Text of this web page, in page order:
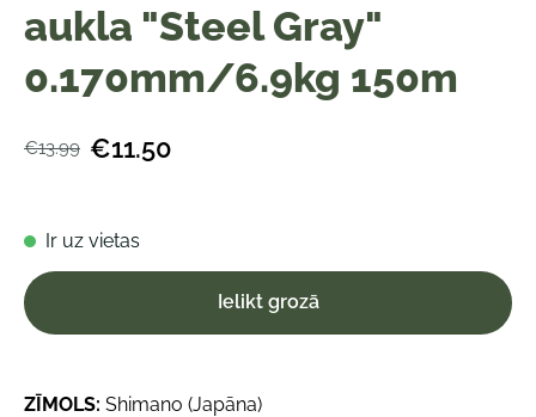
aukla "Steel Gray"
0.170mm/6.9kg 150m
€13.99 €11.50
Ir uz vietas
Ielikt grozā
ZĪMOLS: Shimano (Japāna)